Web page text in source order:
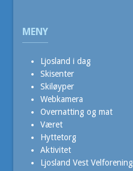
MENY
Ljosland i dag
Skisenter
Skiløyper
Webkamera
Overnatting og mat
Været
Hyttetorg
Aktivitet
Ljosland Vest Velforening